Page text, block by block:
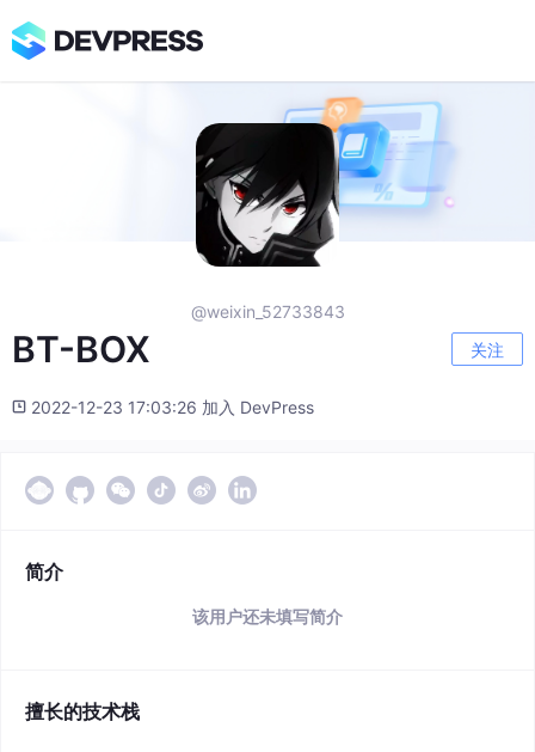
@weixin_52733843
BT-BOX 关注
2022-12-23 17:03:26 加入 DevPress
简介
该用户还未填写简介
擅长的技术栈